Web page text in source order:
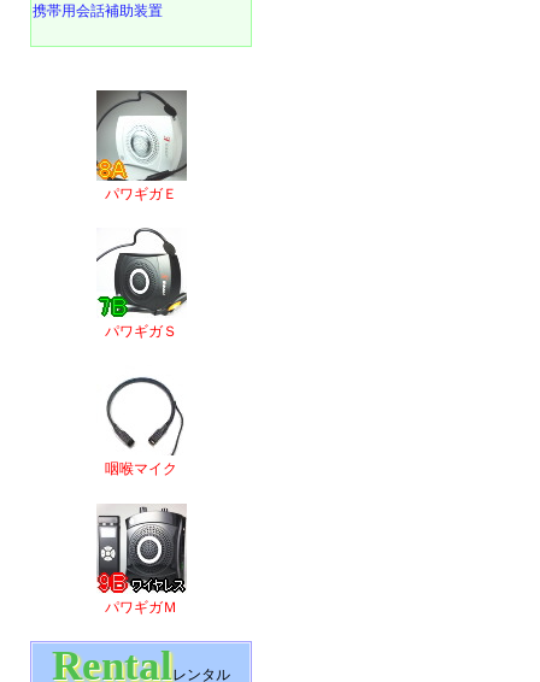
携帯用会話補助装置
パワギガＥ
パワギガＳ
咽喉マイク
パワギガＭ
Rentalレンタル